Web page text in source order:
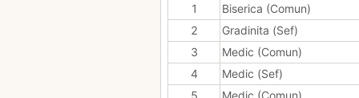
1
Biserica (Comun)
2
Gradinita (Sef)
3
Medic (Comun)
4
Medic (Sef)
5
Medic (Comun)